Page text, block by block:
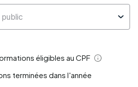
éligibles au CPF
Aide
terminées dans l'année